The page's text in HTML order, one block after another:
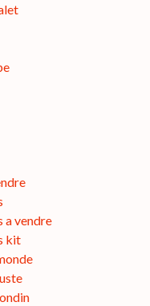
a vendre
kit